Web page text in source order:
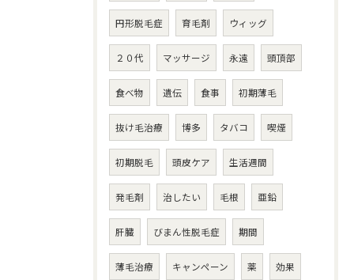
円形脱毛症 育毛剤 ウィッグ
２０代 マッサージ 永遠 頭頂部
食べ物 遺伝 食事 初期薄毛
抜け毛治療 博多 タバコ 喫煙
初期脱毛 頭皮ケア 生活週間
発毛剤 治したい 毛根 亜鉛
肝臓 びまん性脱毛症 期間
薄毛治療 キャンペーン 薬 効果